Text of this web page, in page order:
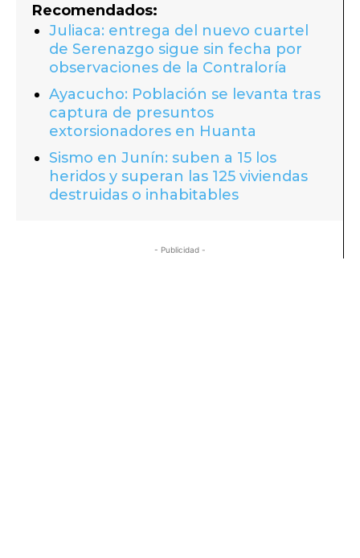
Recomendados:
Juliaca: entrega del nuevo cuartel
de Serenazgo sigue sin fecha por
observaciones de la Contraloría
Ayacucho: Población se levanta tras
captura de presuntos
extorsionadores en Huanta
Sismo en Junín: suben a 15 los
heridos y superan las 125 viviendas
destruidas o inhabitables
- Publicidad -